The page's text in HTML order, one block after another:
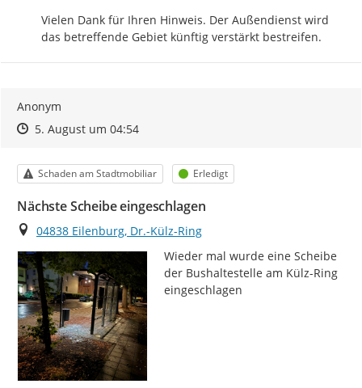
Vielen Dank für Ihren Hinweis. Der Außendienst wird
das betreffende Gebiet künftig verstärkt bestreifen.
Anonym
Zeitpunkt des Erstellens
Zeitpunkt des Erstellens
5. August um 04:54Zur Äußerung
Kategorie
Schaden am Stadtmobiliar Status
Erledigt
Nächste Scheibe eingeschlagen
Ort
04838 Eilenburg, Dr.-Külz-Ring
Wieder mal wurde eine Scheibe
der Bushaltestelle am Külz-Ring
eingeschlagen